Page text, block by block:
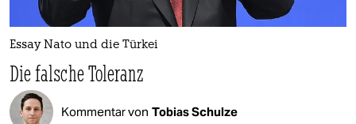
Essay Nato und die Türkei
Die falsche Toleranz
Kommentar von Tobias Schulze